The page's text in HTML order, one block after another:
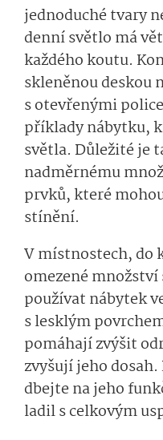
jednoduché tvary
denní světlo má
každého koutu.
skleněnou deskou
s otevřenými
příklady nábytku,
světla. Důležité je
nadměrnému
prvků, které
stínění.
V místnostech, do
omezené
používat nábytek
s lesklým
pomáhají zvýšit
zvyšují jeho
dbejte na jeho
ladil s celkovým